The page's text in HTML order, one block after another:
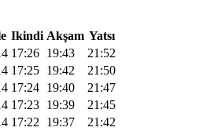
Ikindi Akşam Yatsı
17:26 19:43
21:52
17:25 19:42
21:50
17:24 19:40
21:47
17:23 19:39
21:45
17:22 19:37
21:42